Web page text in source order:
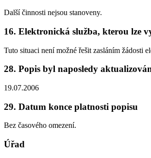
Další činnosti nejsou stanoveny.
16. Elektronická služba, kterou lze
Tuto situaci není možné řešit zasláním žádosti
28. Popis byl naposledy
19.07.2006
29. Datum konce platnosti popisu
Bez časového omezení.
Úřad